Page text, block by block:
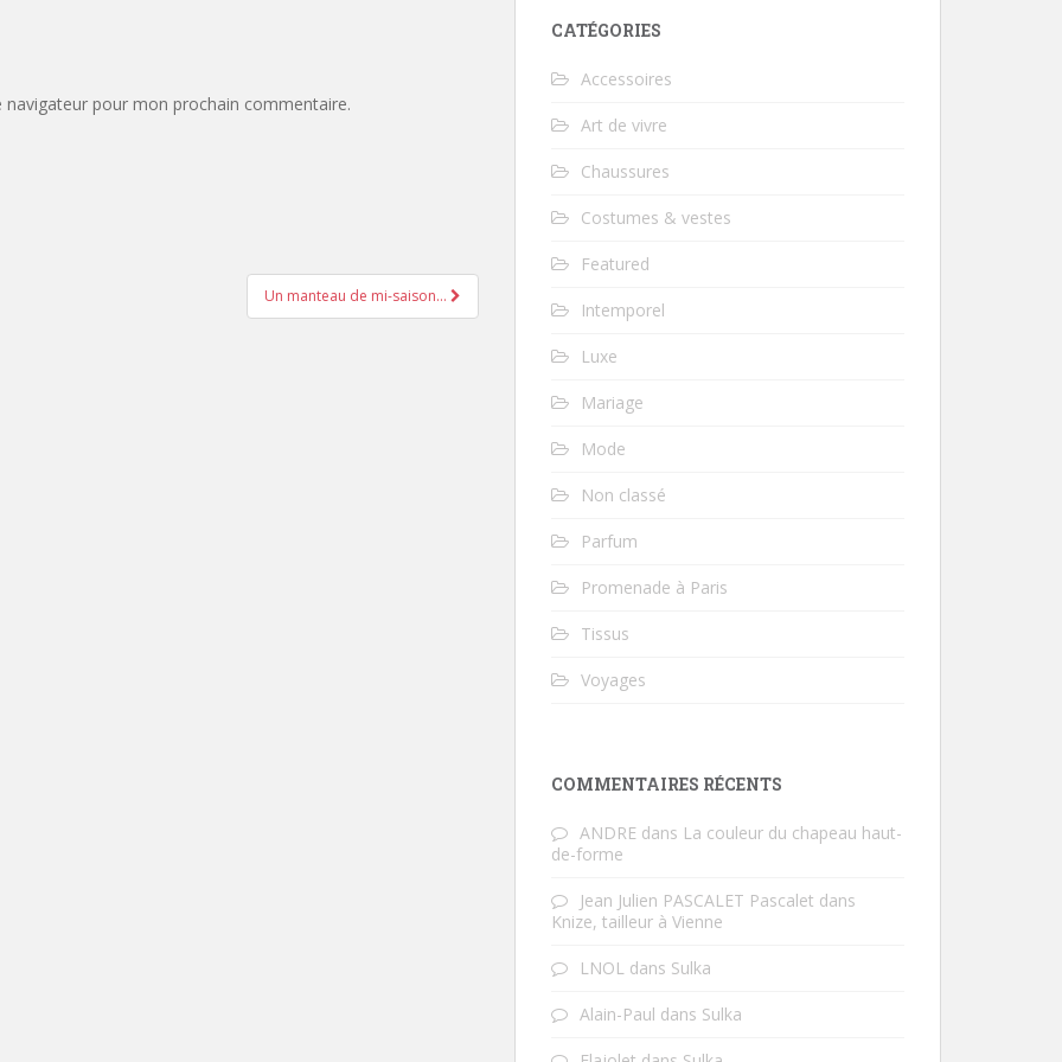
pour mon prochain commentaire.
Un manteau de mi-saison…
CATÉGORIES
Accessoires
Art de vivre
Chaussures
Costumes & vestes
Featured
Intemporel
Luxe
Mariage
Mode
Non classé
Parfum
Promenade à Paris
Tissus
Voyages
COMMENTAIRES RÉCENTS
ANDRE dans La couleur du chapeau haut-
de-forme
Jean Julien PASCALET Pascalet dans
Knize, tailleur à Vienne
LNOL dans Sulka
Alain-Paul dans Sulka